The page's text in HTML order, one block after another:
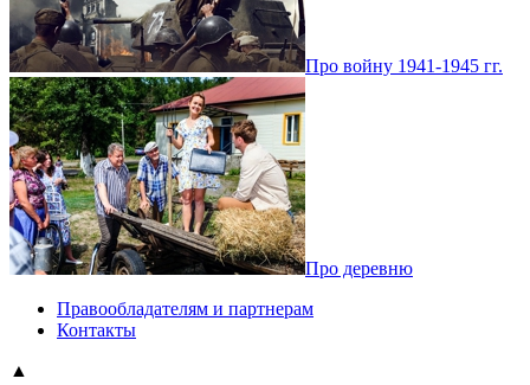
Про войну 1941-1945 гг.
Про деревню
Правообладателям и партнерам
Контакты
▲